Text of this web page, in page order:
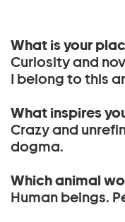
What is your
Curiosity and
I belong to this
What inspires
Crazy and
dogma.
Which animal
Human beings.